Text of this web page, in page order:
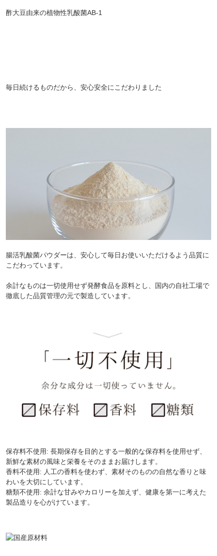
酢大豆由来の植物性乳酸菌AB-1
毎日続けるものだから、安心安全にこだわりました
腸活乳酸菌パウダーは、安心して毎日お使いいただけるよう品質に
こだわっています。
余計なものは一切使用せず発酵食品を原料とし、国内の自社工場で
徹底した品質管理の元で製造しています。
保存料不使用: 長期保存を目的とする一般的な保存料を使用せず、
新鮮な素材の風味と栄養をそのままお届けします。
香料不使用: 人工の香料を使わず、素材そのものの自然な香りと味
わいを大切にしています。
糖類不使用: 余計な甘みやカロリーを加えず、健康を第一に考えた
製品造りを心がけています。